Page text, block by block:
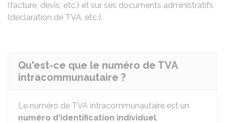
(facture, devis, etc.) et sur ses documents administratifs
(déclaration de TVA, etc.).
Qu'est-ce que le numéro de TVA
intracommunautaire ?
Le numéro de TVA intracommunautaire est un
numéro d'identification individuel.